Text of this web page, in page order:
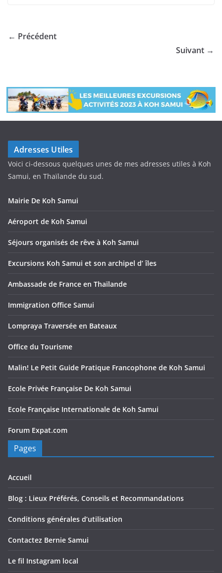
← Précédent
Suivant →
Adresses Utiles
Voici ci-dessous quelques unes de mes adresses utiles à Koh
Samui, en Thaïlande du sud.
Mairie De Koh Samui
Aéroport de Koh Samui
Séjours organisés de rêve à Koh Samui
Excursions Koh Samui et son archipel d’ îles
Ambassade de France en Thaïlande
Immigration Office Samui
Lompraya Traversée en Bateaux
Office du Tourisme
Malin! Le Petit Guide Pratique Francophone de Koh Samui
Ecole Privée Française De Koh Samui
Ecole Française Internationale de Koh Samui
Forum Expat.com
Pages
Accueil
Blog : Lieux Préférés, Conseils et Recommandations
Conditions générales d’utilisation
Contactez Bernie Samui
Le fil Instagram local